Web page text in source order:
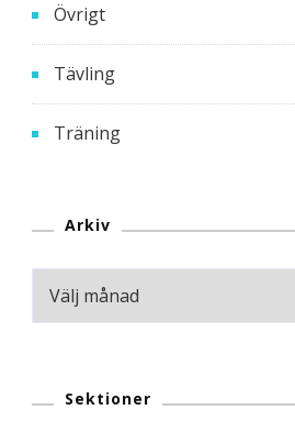
Övrigt
Tävling
Träning
Arkiv
Sektioner